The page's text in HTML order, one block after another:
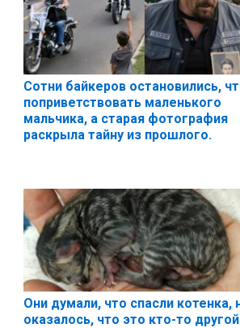
Сотни байкеров остановились,
поприветствовать маленького
мальчика, а старая фотография
раскрыла тайну из прошлого.
Они думали, что спасли котенка,
оказалось, что это кто-то